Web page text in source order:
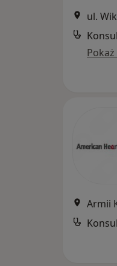
ul.
Pokaż
Armii